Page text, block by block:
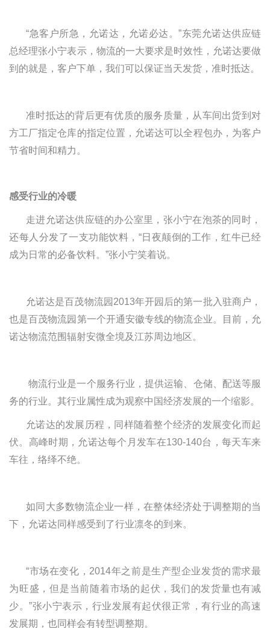
“急客户所急，允诺达，允诺必达。”东莞允诺达供应链
总经理张小宁表示，物流的一大要求是时效性，允诺达要做
到的就是，客户下单，我们可以保证当天发货，准时抵达。
准时抵达的背后更有优质的服务质量，从车间出货到对
方工厂指定仓库的指定位置，允诺达可以全程包办，为客户
节省时间和精力。
感受行业的冷暖
走进允诺达供应链的办公室里，张小宁在泡茶的同时，
还每人分发了一支功能饮料， “日夜颠倒的工作，红牛已经
成为日常的必备饮料。”张小宁笑着说。
允诺达是百茂物流园 2013年开园后的第一批入驻商户，
也是百茂物流园第一个开通安徽专线的物流企业。目前，允
诺达物流范围 辐射安微全境及江苏周边地区。
‌ 物流行业是一个服务行业‌，提供运输、仓储、配送等服
务的行业。其行业属性成为观察中国经济发展的一个缩影。
允诺达的发展历程，同样随着整个经济的发展变化而起
伏。高峰时期，允诺达每个月发车在130-140台，每天车来
车往，络绎不绝。
如同大多数物流企业一样，在整体经济处于调整期的当
下，允诺达同样感受到了行业凛冬的到来。
“市场在变化， 2014年之前是生产型企业发货的需求最
为旺盛，但是当前随着市场的起伏，我们的发货量也有减
少。”张小宁表示，行业发展有起伏很正常，有行业的高速
发展期，也同样会有转型调整期。